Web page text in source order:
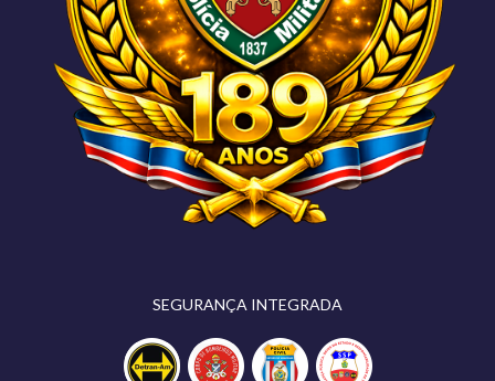
SEGURANÇA INTEGRADA